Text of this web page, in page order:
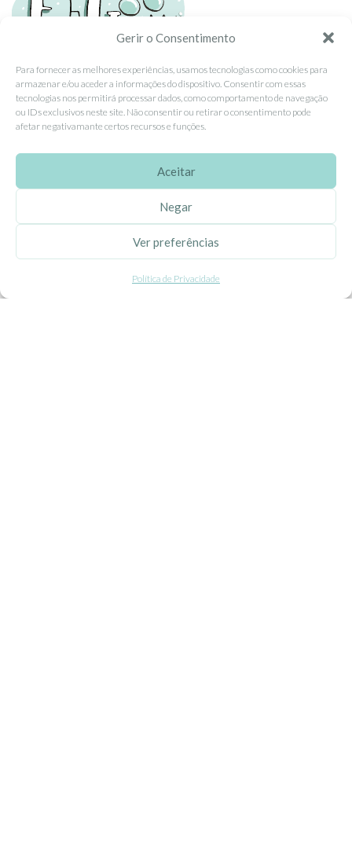
Gerir o Consentimento
Para fornecer as melhores experiências, usamos tecnologias como cookies para
armazenar e/ou aceder a informações do dispositivo. Consentir com essas
tecnologias nos permitirá processar dados, como comportamento de navegação
ou IDs exclusivos neste site. Não consentir ou retirar o consentimento pode
afetar negativamante certos recursos e funções.
Aceitar
Negar
Ver preferências
Política de Privacidade
Tel: (351) 234095278 Custo de Chamada para Rede Fixa Nacional
Email: info@ehgoom.com
Rua José Afonso, Nº 50, 3800-438 Aveiro, Portugal
Sobre Nós
Propriedade Intelectual
Colaboração com Bloggers